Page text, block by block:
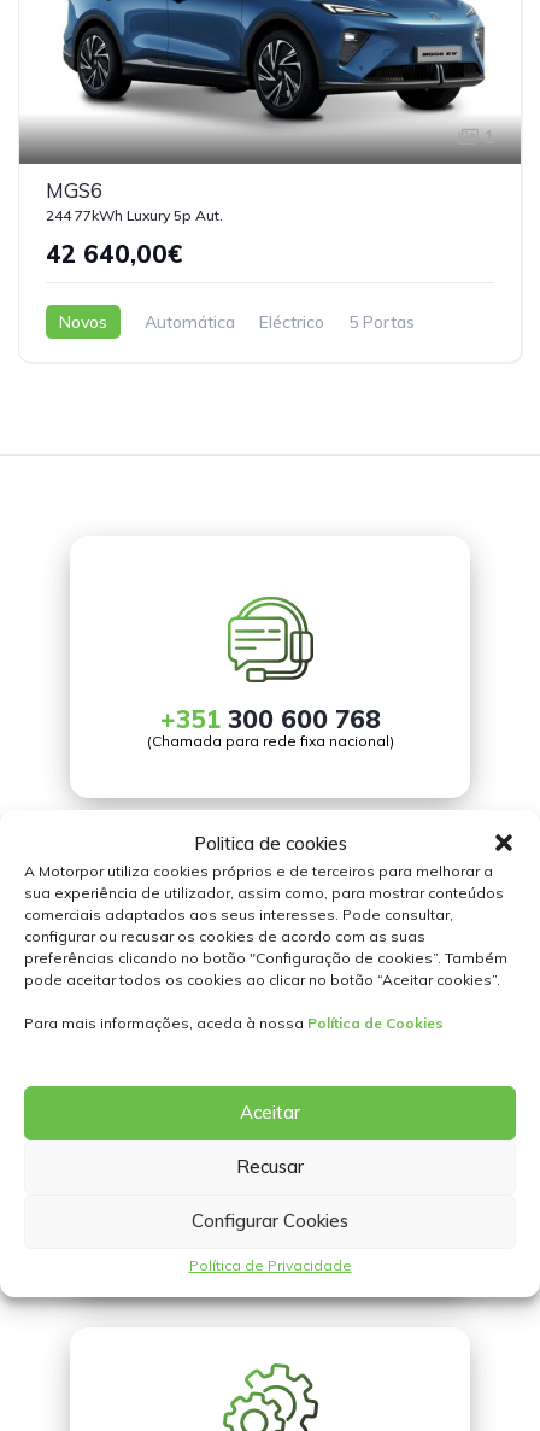
Politica de cookies
A Motorpor utiliza cookies próprios e de terceiros para melhorar a
sua experiência de utilizador, assim como, para mostrar conteúdos
comerciais adaptados aos seus interesses. Pode consultar,
configurar ou recusar os cookies de acordo com as suas
preferências clicando no botão "Configuração de cookies”. Também
pode aceitar todos os cookies ao clicar no botão “Aceitar cookies”.
Para mais informações, aceda à nossa Política de Cookies
Aceitar
Recusar
Configurar Cookies
Política de Privacidade
1
MGS6
244 77kWh Luxury 5p Aut.
42 640,00€
Novos Automática Eléctrico 5 Portas
+351300 600 768
(Chamada para rede fixa nacional)
LOCALIZAÇÕES
CONTACTE-NOS